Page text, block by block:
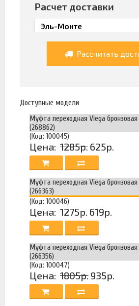
Расчет доставки
Рассчитать
Доступные модели
Муфта переходная Viega
(268862)
(Код: 100045)
Цена: 1285р. 625р.
Муфта переходная Viega бронзовая
(266363)
(Код: 100046)
Цена: 1275р. 619р.
Муфта переходная Viega
(266356)
(Код: 100047)
Цена: 1805р. 935р.